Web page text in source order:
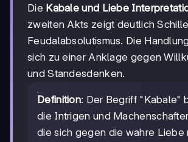
Die Kabale und Liebe
zweiten Akts zeigt deutlich
Feudalabsolutismus. Die
sich zu einer Anklage gegen
und Standesdenken.
Definition: Der Begriff "Kabale"
die Intrigen und
die sich gegen die wahre Liebe